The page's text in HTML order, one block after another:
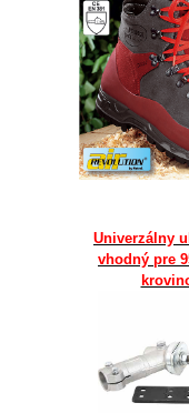
Univerzálny
vhodný pre